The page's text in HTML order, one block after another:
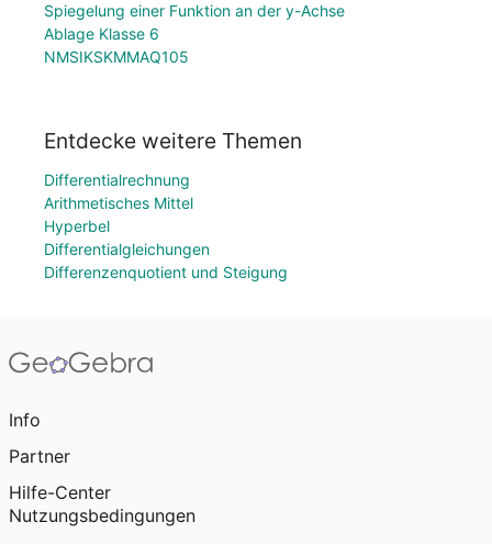
Spiegelung einer Funktion an der y-Achse
Ablage Klasse 6
NMSIKSKMMAQ105
Entdecke weitere Themen
Differentialrechnung
Arithmetisches Mittel
Hyperbel
Differentialgleichungen
Differenzenquotient und Steigung
Info
Partner
Hilfe-Center
Nutzungsbedingungen